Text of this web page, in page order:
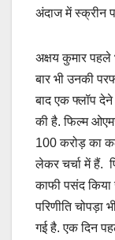
अंदाज में स्क्रीन
अक्षय कुमार
बार भी उनकी
बाद एक फ्लॉप
की है. फिल्म
100 करोड़ का
लेकर चर्चा में हैं.
काफी पसंद किया
परिणीति चोपड़ा
गई है. एक दिन